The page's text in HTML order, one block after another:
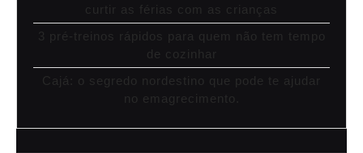
curtir as férias com as crianças
3 pré-treinos rápidos para quem não tem tempo
de cozinhar
Cajá: o segredo nordestino que pode te ajudar
no emagrecimento.